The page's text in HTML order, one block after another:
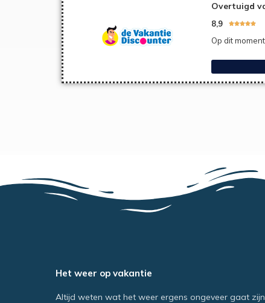
Overtuigd
8,9 
Op dit
Het weer op vakantie
Altijd weten wat het weer ergens ongeveer gaat